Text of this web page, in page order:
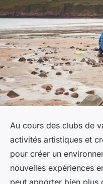
Au cours des clubs de
activités artistiques et
pour créer un
nouvelles expériences